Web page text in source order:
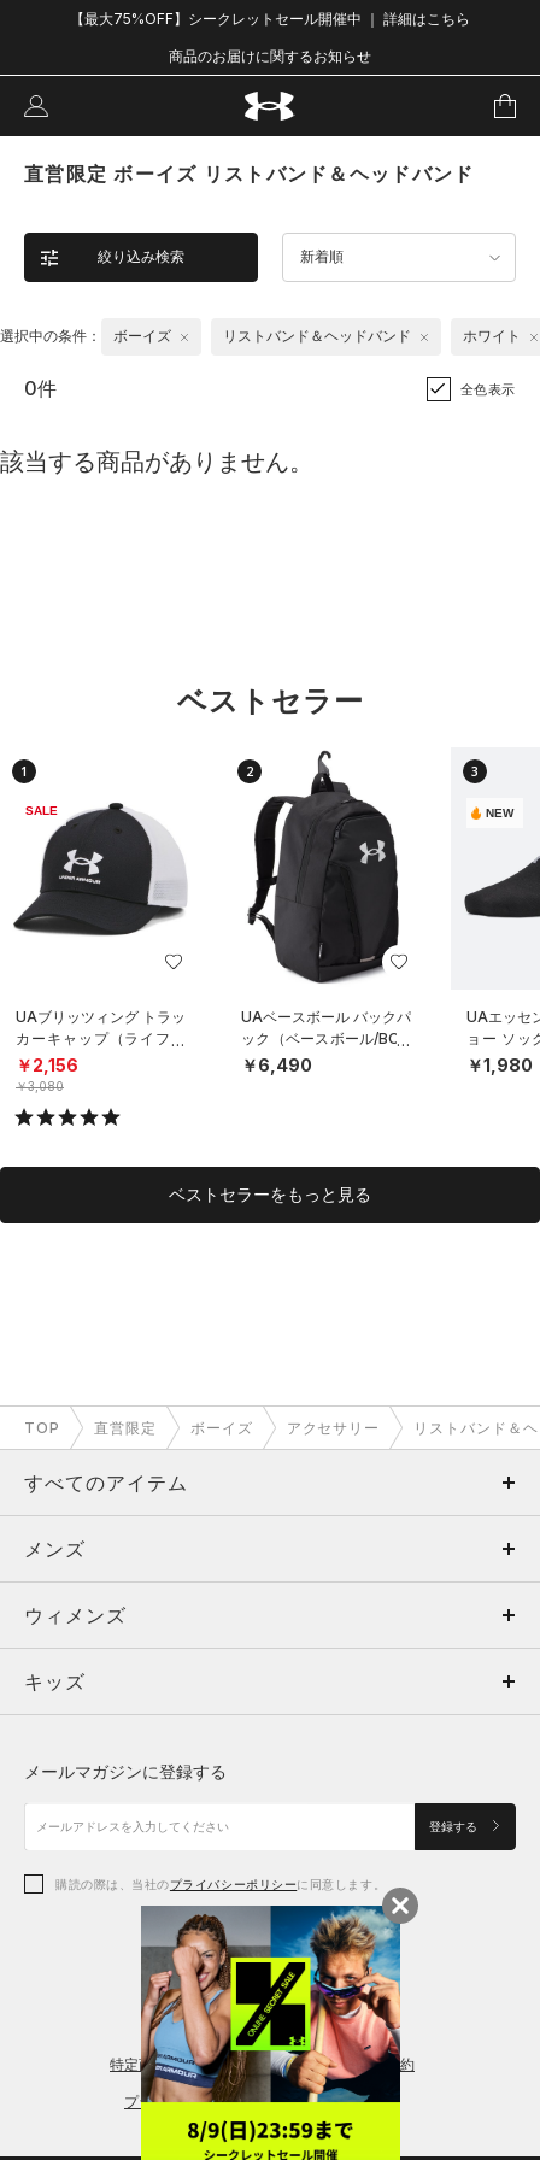
【最大75%OFF】シークレットセール開催中 ｜ 詳細はこちら
商品のお届けに関するお知らせ
直営限定 ボーイズ リストバンド＆ヘッドバンド
絞り込み検索 新着順
選択中の条件： ボーイズ リストバンド＆ヘッドバンド ホワイト
0件 全色表示
該当する商品がありません。
ベストセラー
1
SALE
UAブリッツィング トラッ
カーキャップ（ライフス
タイル/BOYS）
￥2,156
￥3,080
2
UAベースボール バックパ
ック（ベースボール/BOY
S）
￥6,490
3
NEW
UAエッセ
ョー ソッ
ト）（ト
S）
￥1,980
ベストセラーをもっと見る
TOP 直営限定 ボーイズ アクセサリー リストバンド＆
すべてのアイテム
メンズ
ウィメンズ
キッズ
アクセサリー
メンズ
トップス
ボトムス
アクセサリー
ウィメンズ
トップス
シューズ
アクセサリー
レギンス＆タイツ
キッズ
シューズ
メールマガジンに登録する
登録する
購読の際は、当社のプライバシーポリシーに同意します。
特定商取引法に基づく通販の表記 会員規約
プライバシーポリシー